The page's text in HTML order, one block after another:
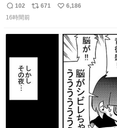
パクトシティつくって高齢者を
全部駅前にある
返
信
102
リ
671
い
6,186
16時間前